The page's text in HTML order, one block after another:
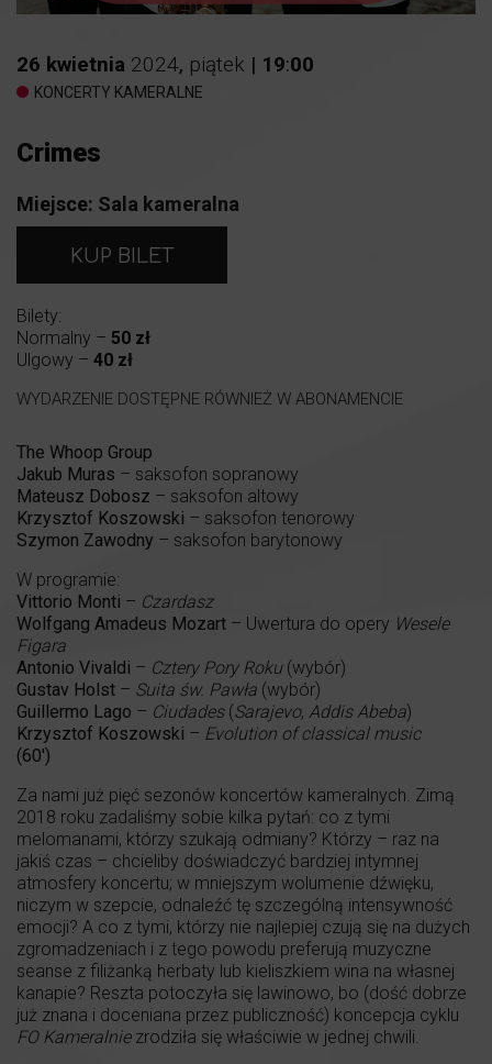
26 kwietnia 2024, piątek | 19:00
KONCERTY KAMERALNE
Crimes
Miejsce: Sala kameralna
KUP BILET
Bilety:
Normalny – 50 zł
Ulgowy – 40 zł
WYDARZENIE DOSTĘPNE RÓWNIEŻ W ABONAMENCIE
The Whoop Group
Jakub Muras – saksofon sopranowy
Mateusz Dobosz – saksofon altowy
Krzysztof Koszowski – saksofon tenorowy
Szymon Zawodny – saksofon barytonowy
W programie:
Vittorio Monti – Czardasz
Wolfgang Amadeus Mozart – Uwertura do opery Wesele
Figara
Antonio Vivaldi – Cztery Pory Roku(wybór)
Gustav Holst – Suita św. Pawła (wybór)
Guillermo Lago – Ciudades(Sarajevo, Addis Abeba)
Krzysztof Koszowski – Evolution of classical music
(60′)
Za nami już pięć sezonów koncertów kameralnych. Zimą
2018 roku zadaliśmy sobie kilka pytań: co z tymi
melomanami, którzy szukają odmiany? Którzy – raz na
jakiś czas – chcieliby doświadczyć bardziej intymnej
atmosfery koncertu; w mniejszym wolumenie dźwięku,
niczym w szepcie, odnaleźć tę szczególną intensywność
emocji? A co z tymi, którzy nie najlepiej czują się na dużych
zgromadzeniach i z tego powodu preferują muzyczne
seanse z filiżanką herbaty lub kieliszkiem wina na własnej
kanapie? Reszta potoczyła się lawinowo, bo (dość dobrze
już znana i doceniana przez publiczność) koncepcja cyklu
FO Kameralniezrodziła się właściwie w jednej chwili.